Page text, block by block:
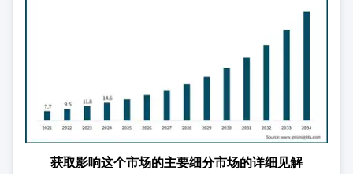
获取影响这个市场的主要细分市场的详细见解